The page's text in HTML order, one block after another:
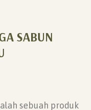
SABUN
sebuah produk